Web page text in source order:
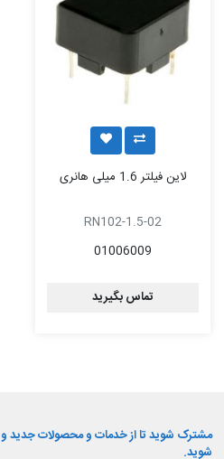
لاین فیلتر 1.6 میلی هانری
RN102-1.5-02
01006009
تماس بگیرید
مشترک شوید تا از خدمات و محصولات جدید و
شوید.